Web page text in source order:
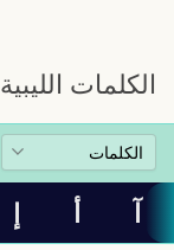
الكلمات الليبية
آ أ إ